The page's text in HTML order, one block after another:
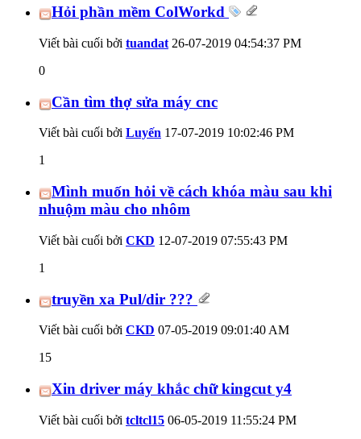
Hỏi phần mềm ColWorkd
Viết bài cuối bởi tuandat 26-07-2019 04:54:37 PM
0
Cần tìm thợ sửa máy cnc
Viết bài cuối bởi Luyến 17-07-2019 10:02:46 PM
1
Mình muốn hỏi về cách khóa màu sau khi
nhuộm màu cho nhôm
Viết bài cuối bởi CKD 12-07-2019 07:55:43 PM
1
truyền xa Pul/dir ???
Viết bài cuối bởi CKD 07-05-2019 09:01:40 AM
15
Xin driver máy khắc chữ kingcut y4
Viết bài cuối bởi tcltcl15 06-05-2019 11:55:24 PM